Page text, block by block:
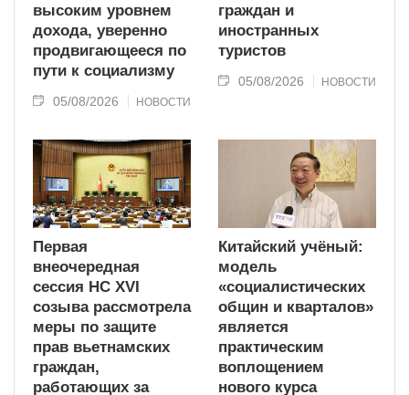
высоким уровнем
дохода, уверенно
продвигающееся по
пути к социализму
05/08/2026 НОВОСТИ
граждан и
иностранных
туристов
05/08/2026 НОВОСТИ
Первая
внеочередная
сессия НС XVI
созыва рассмотрела
меры по защите
прав вьетнамских
граждан,
работающих за
Китайский учёный:
модель
«социалистических
общин и кварталов»
является
практическим
воплощением
нового курса